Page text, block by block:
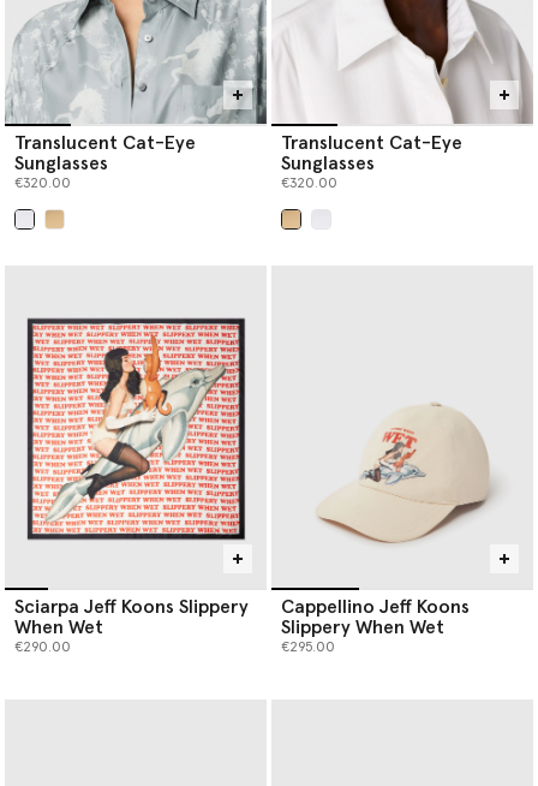
Translucent Cat-Eye
Sunglasses
€320.00
Translucent Cat-Eye
Sunglasses
€320.00
Sciarpa Jeff Koons Slippery
When Wet
€290.00
Cappellino Jeff Koons
Slippery When Wet
€295.00